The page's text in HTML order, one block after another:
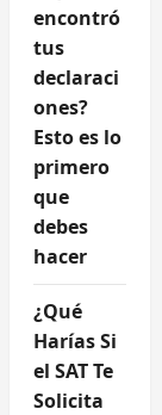
encontró
tus
declaraci
ones?
Esto es lo
primero
que
debes
hacer
¿Qué
Harías Si
el SAT Te
Solicita